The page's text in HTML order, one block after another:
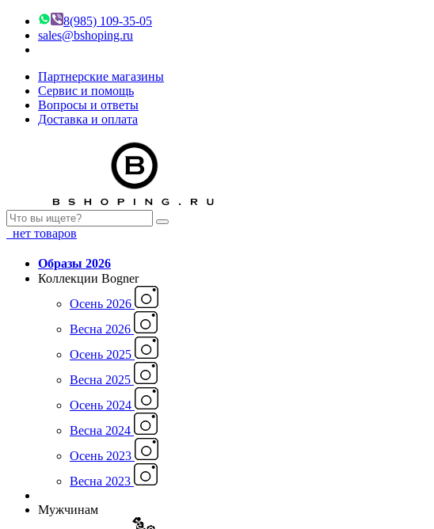
8(985) 109-35-05
sales@bshoping.ru
Партнерские магазины
Сервис и помощь
Вопросы и ответы
Доставка и оплата
нет товаров
Образы 2026
Коллекции Bogner
Осень 2026
Весна 2026
Осень 2025
Весна 2025
Осень 2024
Весна 2024
Осень 2023
Весна 2023
Мужчинам